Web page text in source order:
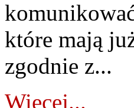
które mają
zgodnie z...
Więcej...